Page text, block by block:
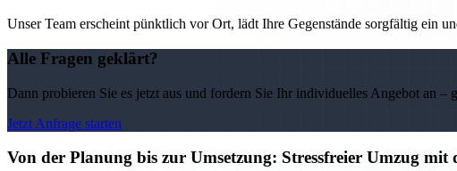
Unser Team erscheint pünktlich vor Ort, lädt Ihre Gegenstände sorgfältig ein
Alle Fragen geklärt?
Dann probieren Sie es jetzt aus und fordern Sie Ihr individuelles Angebot an –
Jetzt Anfrage starten
Von der Planung bis zur Umsetzung: Stressfreier Umzug